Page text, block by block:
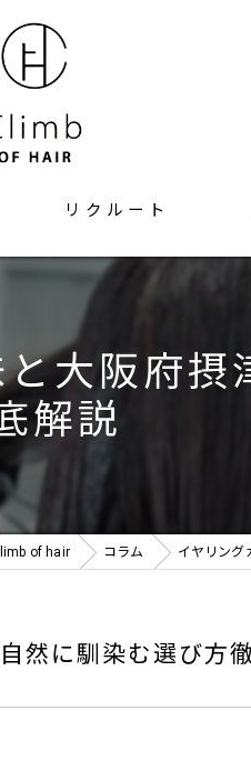
リクルート
カ
大阪府
解説
of hair コラム イヤリング
然に馴染む選び方